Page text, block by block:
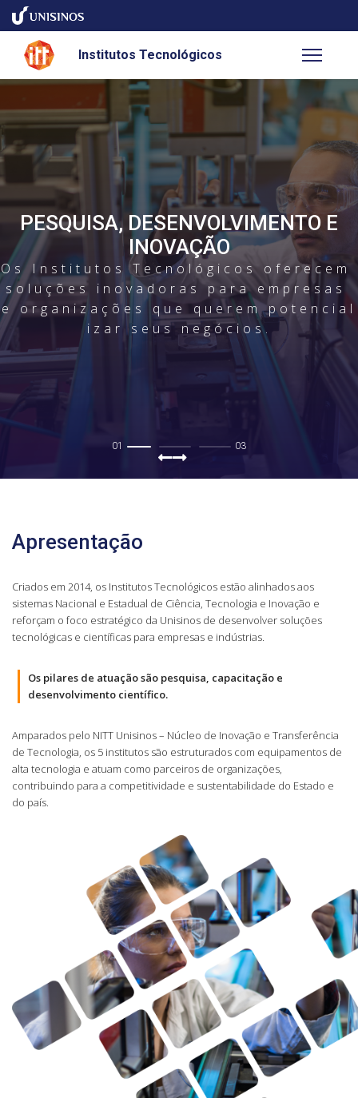
Institutos Tecnológicos
PESQUISA, DESENVOLVIMENTO E
INOVAÇÃO
O s I n s t i t u t o s T e cno l ó g i c o s o f ere c e m
soluções i n o v ad o r a s p ara e m pr es a s
e
o r g a n i z a ç õ e s q u e q u er e m pot e n c i a l
i z a r s e us ne g óci o s.
01 03
Apresentação
Criados em 2014, os Institutos Tecnológicos estão alinhados aos
sistemas Nacional e Estadual de Ciência, Tecnologia e Inovação e
reforçam o foco estratégico da Unisinos de desenvolver soluções
tecnológicas e científicas para empresas e indústrias.
Os pilares de atuação são pesquisa, capacitação e
desenvolvimento científico.
Amparados pelo NITT Unisinos – Núcleo de Inovação e Transferência
de Tecnologia, os 5 institutos são estruturados com equipamentos de
alta tecnologia e atuam como parceiros de organizações,
contribuindo para a competitividade e sustentabilidade do Estado e
do país.